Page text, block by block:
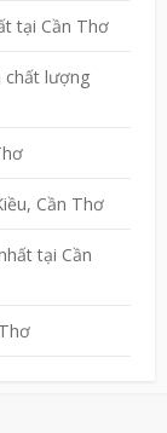
tại Cần Thơ
chất lượng
Cần Thơ
tại Cần